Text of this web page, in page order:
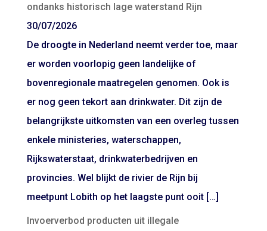
ondanks historisch lage waterstand Rijn
30/07/2026
De droogte in Nederland neemt verder toe, maar
er worden voorlopig geen landelijke of
bovenregionale maatregelen genomen. Ook is
er nog geen tekort aan drinkwater. Dit zijn de
belangrijkste uitkomsten van een overleg tussen
enkele ministeries, waterschappen,
Rijkswaterstaat, drinkwaterbedrijven en
provincies. Wel blijkt de rivier de Rijn bij
meetpunt Lobith op het laagste punt ooit […]
Invoerverbod producten uit illegale